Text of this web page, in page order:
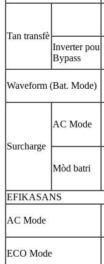
Tan transfè
Inverter pou
Bypass
Waveform (Bat. Mode)
Surcharge
AC Mode
Mòd batri
EFIKASANS
AC Mode
ECO Mode